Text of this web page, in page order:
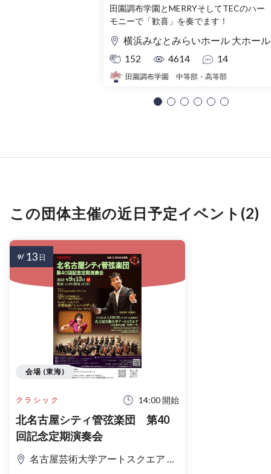
田園調布学園とMERRYそしてTECのハー
モニーで「歓喜」を奏でます！
横浜みなとみらいホール 大ホール
152
4614 14
田園調布学園 中等部・高等部
この団体主催の近日予定イベント(2)
クラシック 14:00 開始
北名古屋シティ管弦楽団 第40
回記念定期演奏会
名古屋芸術大学アートスクエア 大ホール
会場 (東海)
9/ 13 日